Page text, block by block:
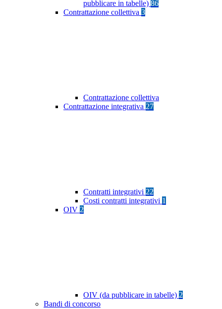
pubblicare in tabelle) 86
Contrattazione collettiva 3
Contrattazione collettiva
Contrattazione integrativa 27
Contratti integrativi 22
Costi contratti integrativi 1
OIV 2
OIV (da pubblicare in tabelle) 2
Bandi di concorso